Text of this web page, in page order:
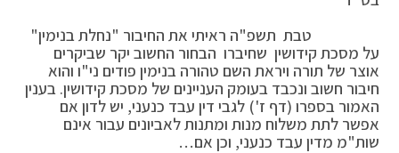
טבת תשפ"ה ראיתי את החיבור "נחלת בנימין"
על מסכת קידושין שחיברו הבחור החשוב יקר שביקרים
אוצר של תורה ויראת השם טהורה בנימין פודים ני"ו והוא
חיבור חשוב ונכבד בעומק העניינים של מסכת קידושין. בענין
האמור בספרו (דף ז') לגבי דין עבד כנעני, יש לדון אם
אפשר לתת משלוח מנות ומתנות לאביונים עבור אינם
שות"מ מדין עבד כנעני, וכן אם…